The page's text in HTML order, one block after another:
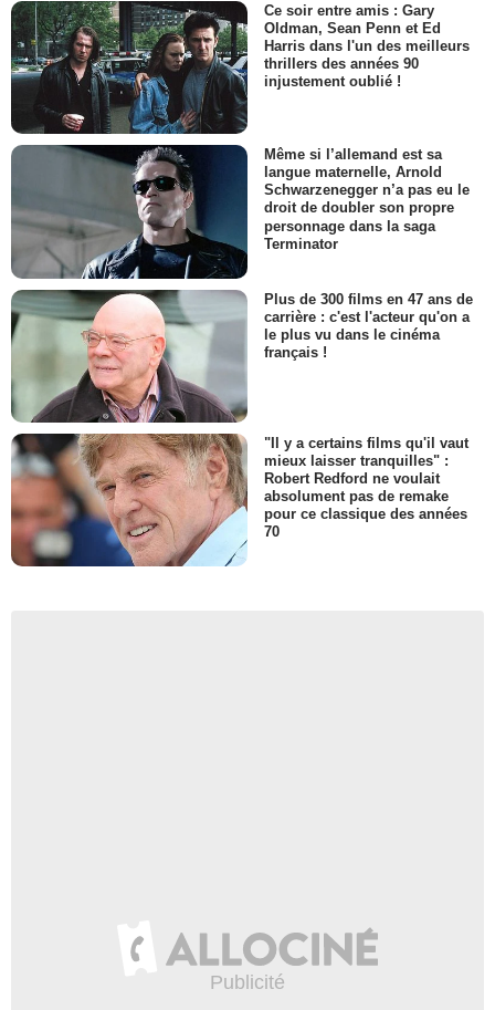
Ce soir entre amis : Gary
Oldman, Sean Penn et Ed
Harris dans l'un des meilleurs
thrillers des années 90
injustement oublié !
Même si l’allemand est sa
langue maternelle, Arnold
Schwarzenegger n’a pas eu le
droit de doubler son propre
personnage dans la saga
Terminator
Plus de 300 films en 47 ans de
carrière : c'est l'acteur qu'on a
le plus vu dans le cinéma
français !
"Il y a certains films qu'il vaut
mieux laisser tranquilles" :
Robert Redford ne voulait
absolument pas de remake
pour ce classique des années
70